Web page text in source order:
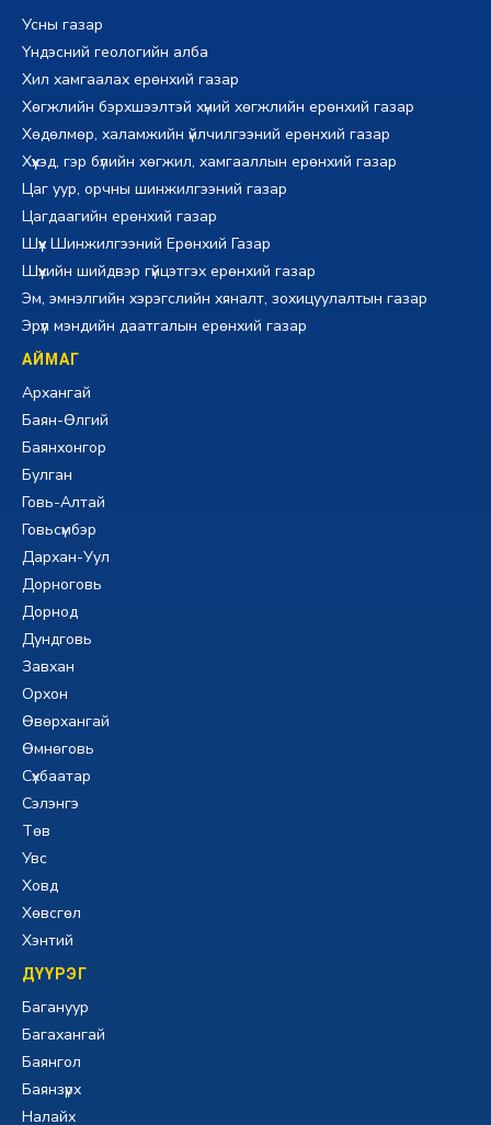
Усны газар
Үндэсний геологийн алба
Хил хамгаалах ерөнхий газар
Хөгжлийн бэрхшээлтэй хүний хөгжлийн ерөнхий газар
Хөдөлмөр, халамжийн үйлчилгээний ерөнхий газар
Хүүхэд, гэр бүлийн хөгжил, хамгааллын ерөнхий газар
Цаг уур, орчны шинжилгээний газар
Цагдаагийн ерөнхий газар
Шүүх Шинжилгээний Ерөнхий Газар
Шүүхийн шийдвэр гүйцэтгэх ерөнхий газар
Эм, эмнэлгийн хэрэгслийн хяналт, зохицуулалтын газар
Эрүүл мэндийн даатгалын ерөнхий газар
АЙМАГ
Архангай
Баян-Өлгий
Баянхонгор
Булган
Говь-Алтай
Говьсүмбэр
Дархан-Уул
Дорноговь
Дорнод
Дундговь
Завхан
Орхон
Өвөрхангай
Өмнөговь
Сүхбаатар
Сэлэнгэ
Төв
Увс
Ховд
Хөвсгөл
Хэнтий
ДҮҮРЭГ
Багануур
Багахангай
Баянгол
Баянзүрх
Налайх